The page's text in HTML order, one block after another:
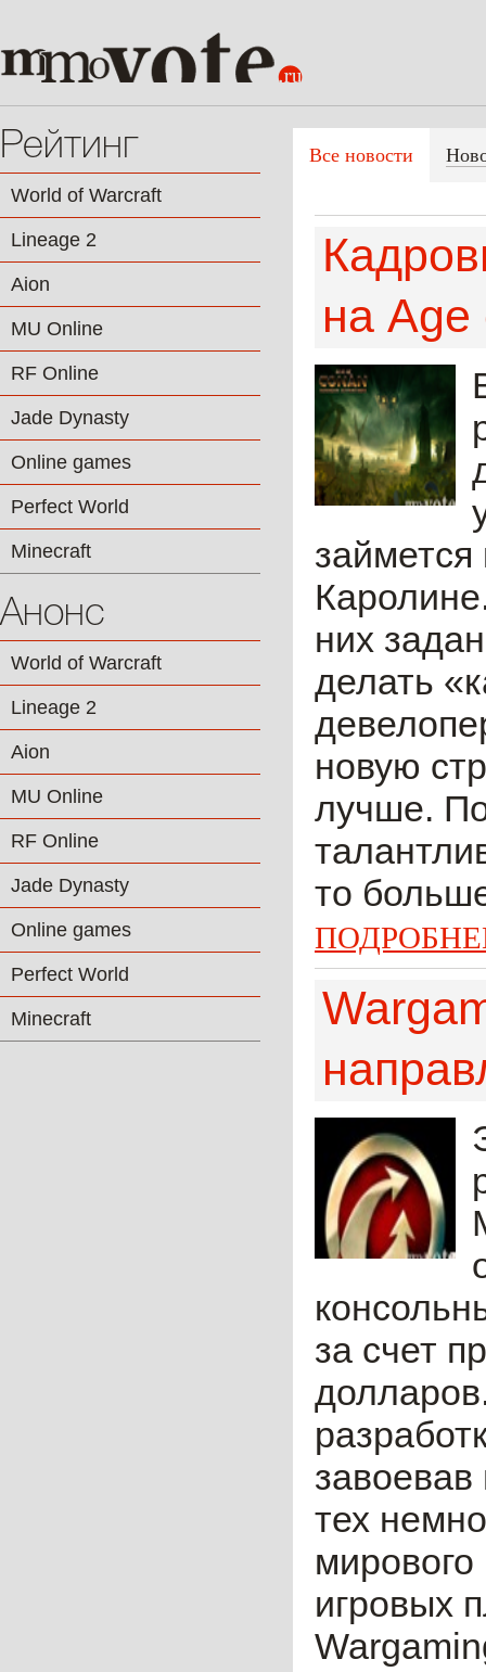
Рейтинг
World of Warcraft
Lineage 2
Aion
MU Online
RF Online
Jade Dynasty
Online games
Perfect World
Minecraft
Анонс
World of Warcraft
Lineage 2
Aion
MU Online
RF Online
Jade Dynasty
Online games
Perfect World
Minecraft
Все новости
на Age
них
делать
новую
лучше.
то
за счет
тех
игровых